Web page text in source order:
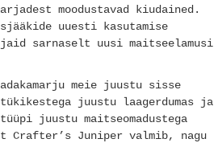
moodustavad kiudained.
uuesti kasutamise
sarnaselt uusi maitseelamusi
meie juustu sisse
juustu laagerdumas ja
juustu maitseomadustega
Crafter’s Juniper valmib, nagu